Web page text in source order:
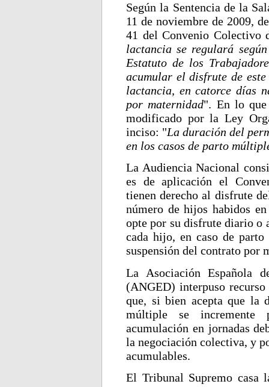
Según la Sentencia de la
11 de noviembre de 2009,
41 del Convenio Colectivo
lactancia se regulará
Estatuto de los
acumular el disfrute de
lactancia, en catorce días
por maternidad". En lo
modificado por la Ley
inciso: "La duración del
en los casos de parto
La Audiencia Nacional
es de aplicación el
tienen derecho al disfrute
número de hijos habidos
opte por su disfrute diario o
cada hijo, en caso de
suspensión del contrato por
La Asociación Española
(ANGED) interpuso
que, si bien acepta que la
múltiple se incremente
acumulación en jornadas
la negociación colectiva, y
acumulables.
El Tribunal Supremo casa